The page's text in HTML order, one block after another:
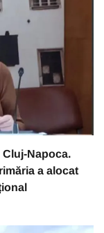
Napoca.
a alocat